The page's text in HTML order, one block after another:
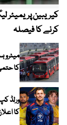
کرنے کا فیصلہ
کا
کا